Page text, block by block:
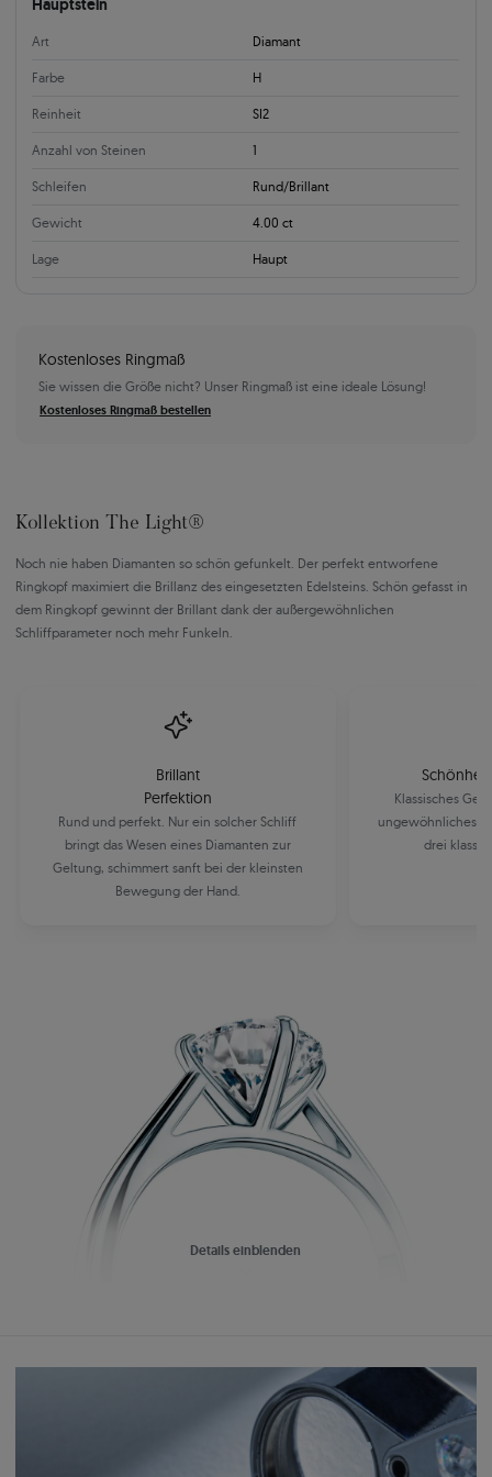
Art Diamant
Farbe H
Reinheit SI2
Anzahl von Steinen 1
Schleifen Rund/Brillant
Gewicht 4.00 ct
Lage Haupt
Kostenloses Ringmaß
Sie wissen die Größe nicht? Unser Ringmaß ist eine ideale Lösung!
Kostenloses Ringmaß bestellen
Kollektion The Light®
Noch nie haben Diamanten so schön gefunkelt. Der perfekt entworfene
Ringkopf maximiert die Brillanz des eingesetzten Edelsteins. Schön gefasst in
dem Ringkopf gewinnt der Brillant dank der außergewöhnlichen
Schliffparameter noch mehr Funkeln.
Brillant
Perfektion
Rund und perfekt. Nur ein solcher Schliff
bringt das Wesen eines Diamanten zur
Geltung, schimmert sanft bei der kleinsten
Bewegung der Hand.
Klassisches
ungewöhnliches
drei
Kaleidoskop der Brillanz
Einfach:
Perfekt aufeinander abgestimmter Schmuck
Details einblenden